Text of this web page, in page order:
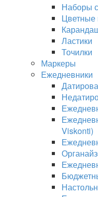
Наборы
Цветные
Ластики
Точилки
Маркеры
Ежедневники
Viskonti)